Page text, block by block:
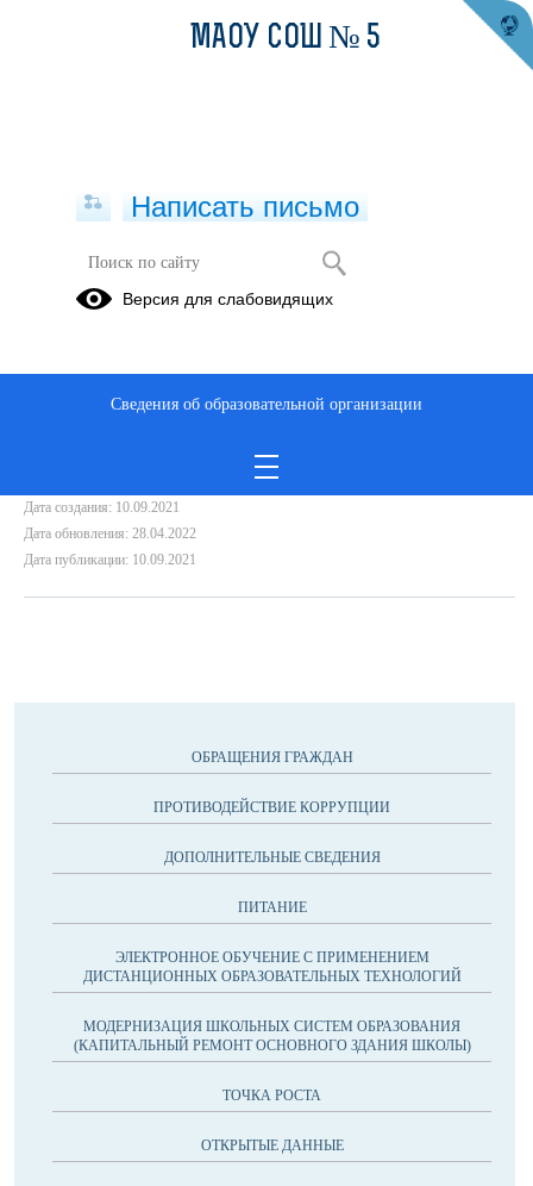
Безопасность прежде всего!
Ccылка на видео
Дата создания: 10.09.2021
Дата обновления: 28.04.2022
Дата публикации: 10.09.2021
ОБРАЩЕНИЯ ГРАЖДАН
ПРОТИВОДЕЙСТВИЕ КОРРУПЦИИ
ДОПОЛНИТЕЛЬНЫЕ СВЕДЕНИЯ
ПИТАНИЕ
ЭЛЕКТРОННОЕ ОБУЧЕНИЕ С ПРИМЕНЕНИЕМ
ДИСТАНЦИОННЫХ ОБРАЗОВАТЕЛЬНЫХ ТЕХНОЛОГИЙ
МОДЕРНИЗАЦИЯ ШКОЛЬНЫХ СИСТЕМ ОБРАЗОВАНИЯ
(КАПИТАЛЬНЫЙ РЕМОНТ ОСНОВНОГО ЗДАНИЯ ШКОЛЫ)
ТОЧКА РОСТА
ОТКРЫТЫЕ ДАННЫЕ
МАОУ СОШ № 5
Написать письмо
Версия для слабовидящих
Сведения об образовательной организации